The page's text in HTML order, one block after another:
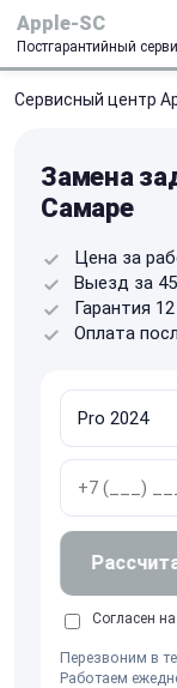
Apple-SC
Постгарантийный
Сервисный центр
Замена
Самаре
Цена за
Выезд за
Гарантия
Оплата
Согласен
Перезвоним в
Работаем